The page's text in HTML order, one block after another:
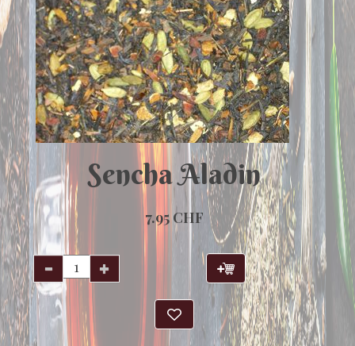
Sencha Aladin
7.95 CHF